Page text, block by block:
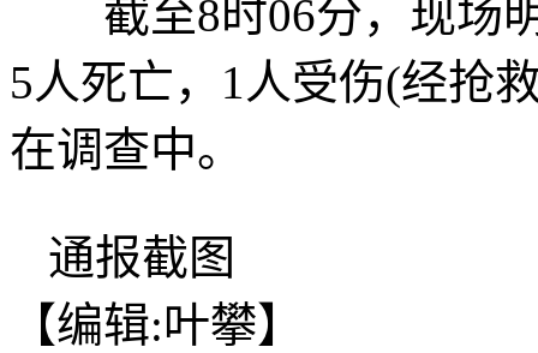
截至8时06分，现场明
5人死亡，1人受伤(经抢
在调查中。
通报截图
【编辑:叶攀】